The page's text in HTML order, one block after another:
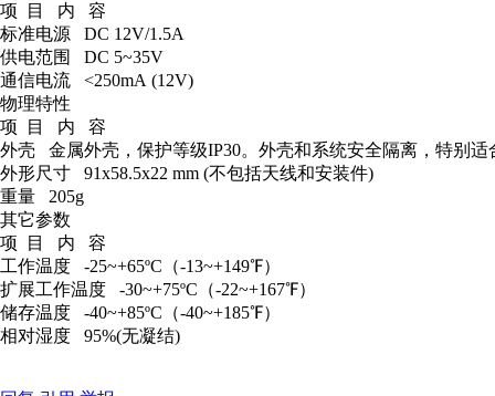
项 目 内 容
标准电源 DC 12V/1.5A
供电范围 DC 5~35V
通信电流 <250mA (12V)
物理特性
项 目 内 容
外壳 金属外壳，保护等级IP30。外壳和系统安全隔离，特别
外形尺寸 91x58.5x22 mm (不包括天线和安装件)
重量 205g
其它参数
项 目 内 容
工作温度 -25~+65ºC（-13~+149℉）
扩展工作温度 -30~+75ºC（-22~+167℉）
储存温度 -40~+85ºC（-40~+185℉）
相对湿度 95%(无凝结)